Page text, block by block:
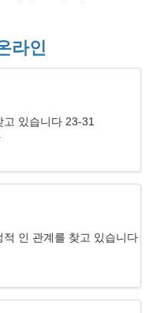
라인
있습니다 23-31
인 관계를 찾고 있습니다